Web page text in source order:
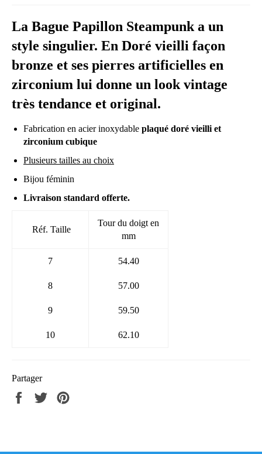
La Bague Papillon Steampunk a un
style singulier. En Doré vieilli façon
bronze et ses pierres artificielles en
zirconium lui donne un look vintage
très tendance et original.
Fabrication en acier inoxydable plaqué doré vieilli et
zirconium cubique
Plusieurs tailles au choix
Bijou féminin
Livraison standard offerte.
Réf. Taille
Tour du doigt en
mm
7
8
9
10
54.40
57.00
59.50
62.10
Partager
PartagerTweeter